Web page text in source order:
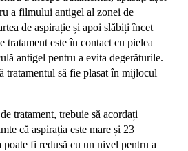
a filmului antigel al zonei de
de aspirație și apoi slăbiți încet
tratament este în contact cu pielea
antigel pentru a evita degerăturile.
tratamentul să fie plasat în mijlocul
tratament, trebuie să acordați
că aspirația este mare și 23
fi redusă cu un nivel pentru a